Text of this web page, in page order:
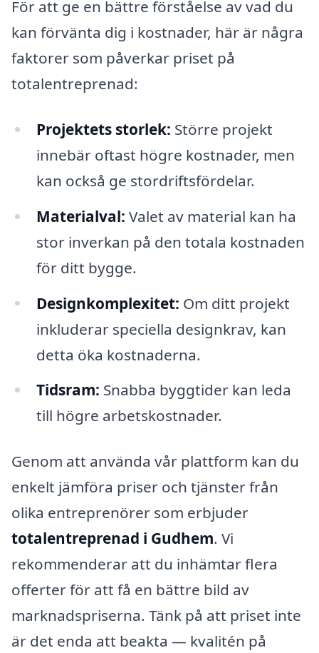
För att ge en bättre förståelse av vad du
kan förvänta dig i kostnader, här är några
faktorer som påverkar priset på
totalentreprenad:
Projektets storlek: Större projekt
innebär oftast högre kostnader, men
kan också ge stordriftsfördelar.
Materialval: Valet av material kan ha
stor inverkan på den totala kostnaden
för ditt bygge.
Designkomplexitet: Om ditt projekt
inkluderar speciella designkrav, kan
detta öka kostnaderna.
Tidsram: Snabba byggtider kan leda
till högre arbetskostnader.
Genom att använda vår plattform kan du
enkelt jämföra priser och tjänster från
olika entreprenörer som erbjuder
totalentreprenad i Gudhem. Vi
rekommenderar att du inhämtar flera
offerter för att få en bättre bild av
marknadspriserna. Tänk på att priset inte
är det enda att beakta — kvalitén på